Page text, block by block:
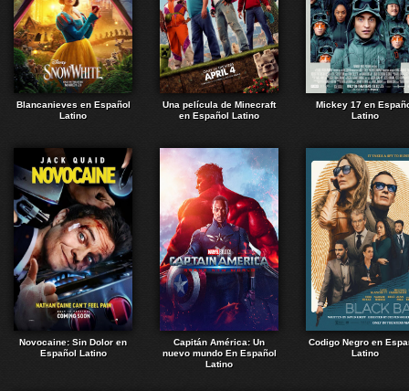
Blancanieves en Español
Latino
Una película de Minecraft
en Español Latino
Mickey 17 en
Latino
Novocaine: Sin Dolor en
Español Latino
Capitán América: Un
nuevo mundo En Español
Latino
Codigo Negro en
Latino